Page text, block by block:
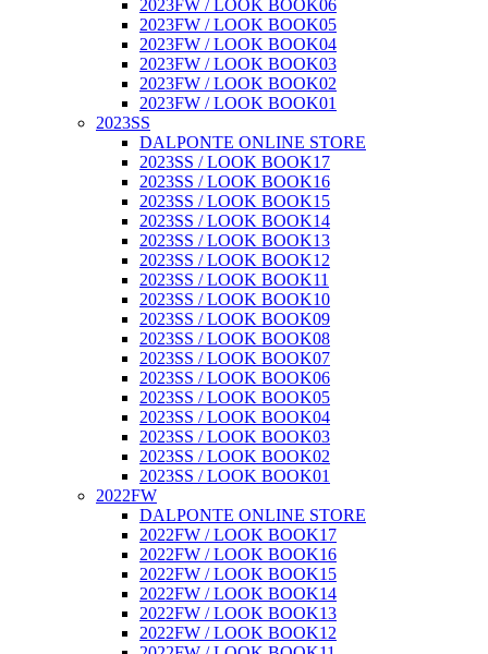
2023FW / LOOK BOOK06
2023FW / LOOK BOOK05
2023FW / LOOK BOOK04
2023FW / LOOK BOOK03
2023FW / LOOK BOOK02
2023FW / LOOK BOOK01
2023SS
DALPONTE ONLINE STORE
2023SS / LOOK BOOK17
2023SS / LOOK BOOK16
2023SS / LOOK BOOK15
2023SS / LOOK BOOK14
2023SS / LOOK BOOK13
2023SS / LOOK BOOK12
2023SS / LOOK BOOK11
2023SS / LOOK BOOK10
2023SS / LOOK BOOK09
2023SS / LOOK BOOK08
2023SS / LOOK BOOK07
2023SS / LOOK BOOK06
2023SS / LOOK BOOK05
2023SS / LOOK BOOK04
2023SS / LOOK BOOK03
2023SS / LOOK BOOK02
2023SS / LOOK BOOK01
2022FW
DALPONTE ONLINE STORE
2022FW / LOOK BOOK17
2022FW / LOOK BOOK16
2022FW / LOOK BOOK15
2022FW / LOOK BOOK14
2022FW / LOOK BOOK13
2022FW / LOOK BOOK12